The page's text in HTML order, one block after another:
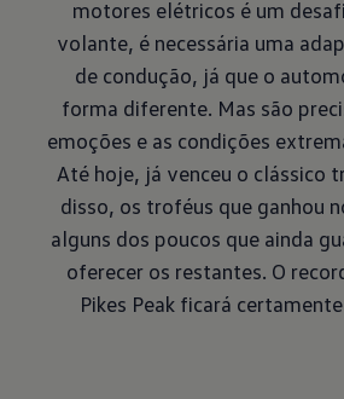
motores elétricos é um
volante, é necessária uma
de condução, já que o
forma diferente. Mas são
emoções e as condições
Até hoje, já venceu o clássico
disso, os troféus que ganhou
alguns dos poucos que ainda
oferecer os restantes. O
Pikes Peak ficará